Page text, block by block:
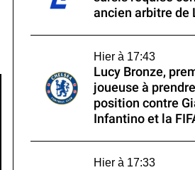
ancien arbitre de
Hier à 17:43
Lucy Bronze,
joueuse à prendre
position contre
Infantino et la
Hier à 17:33